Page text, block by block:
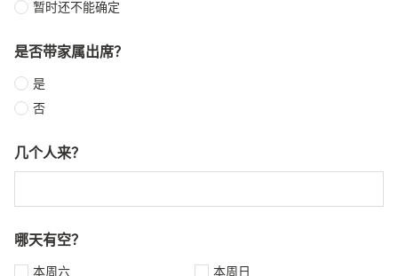
暂时还不能确定
是否带家属出席？
是
否
几个人来？
哪天有空？
本周六 本周日